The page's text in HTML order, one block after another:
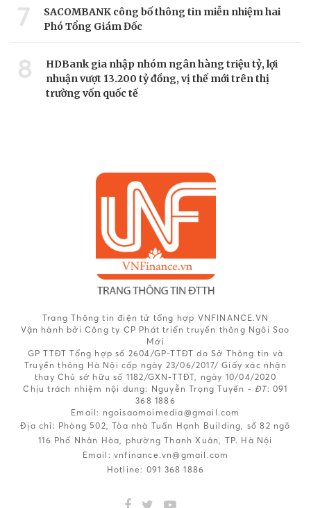
7
SACOMBANK công bố thông tin miễn nhiệm hai
Phó Tổng Giám Đốc
8
HDBank gia nhập nhóm ngân hàng triệu tỷ, lợi
nhuận vượt 13.200 tỷ đồng, vị thế mới trên thị
trường vốn quốc tế
Trang Thông tin điện tử tổng hợp VNFINANCE.VN
Vận hành bởi Công ty CP Phát triển truyền thông Ngôi Sao
Mới
GP TTĐT Tổng hợp số 2604/GP-TTĐT do Sở Thông tin và
Truyền thông Hà Nội cấp ngày 23/06/2017/ Giấy xác nhận
thay Chủ sở hữu số 1182/GXN-TTĐT, ngày 10/04/2020
Chịu trách nhiệm nội dung: Nguyễn Trọng Tuyến - ĐT: 091
368 1886
Email: ngoisaomoimedia@gmail.com
Địa chỉ: Phòng 502, Tòa nhà Tuấn Hạnh Building, số 82 ngõ
116 Phố Nhân Hòa, phường Thanh Xuân, TP. Hà Nội
Email: vnfinance.vn@gmail.com
Hotline: 091 368 1886